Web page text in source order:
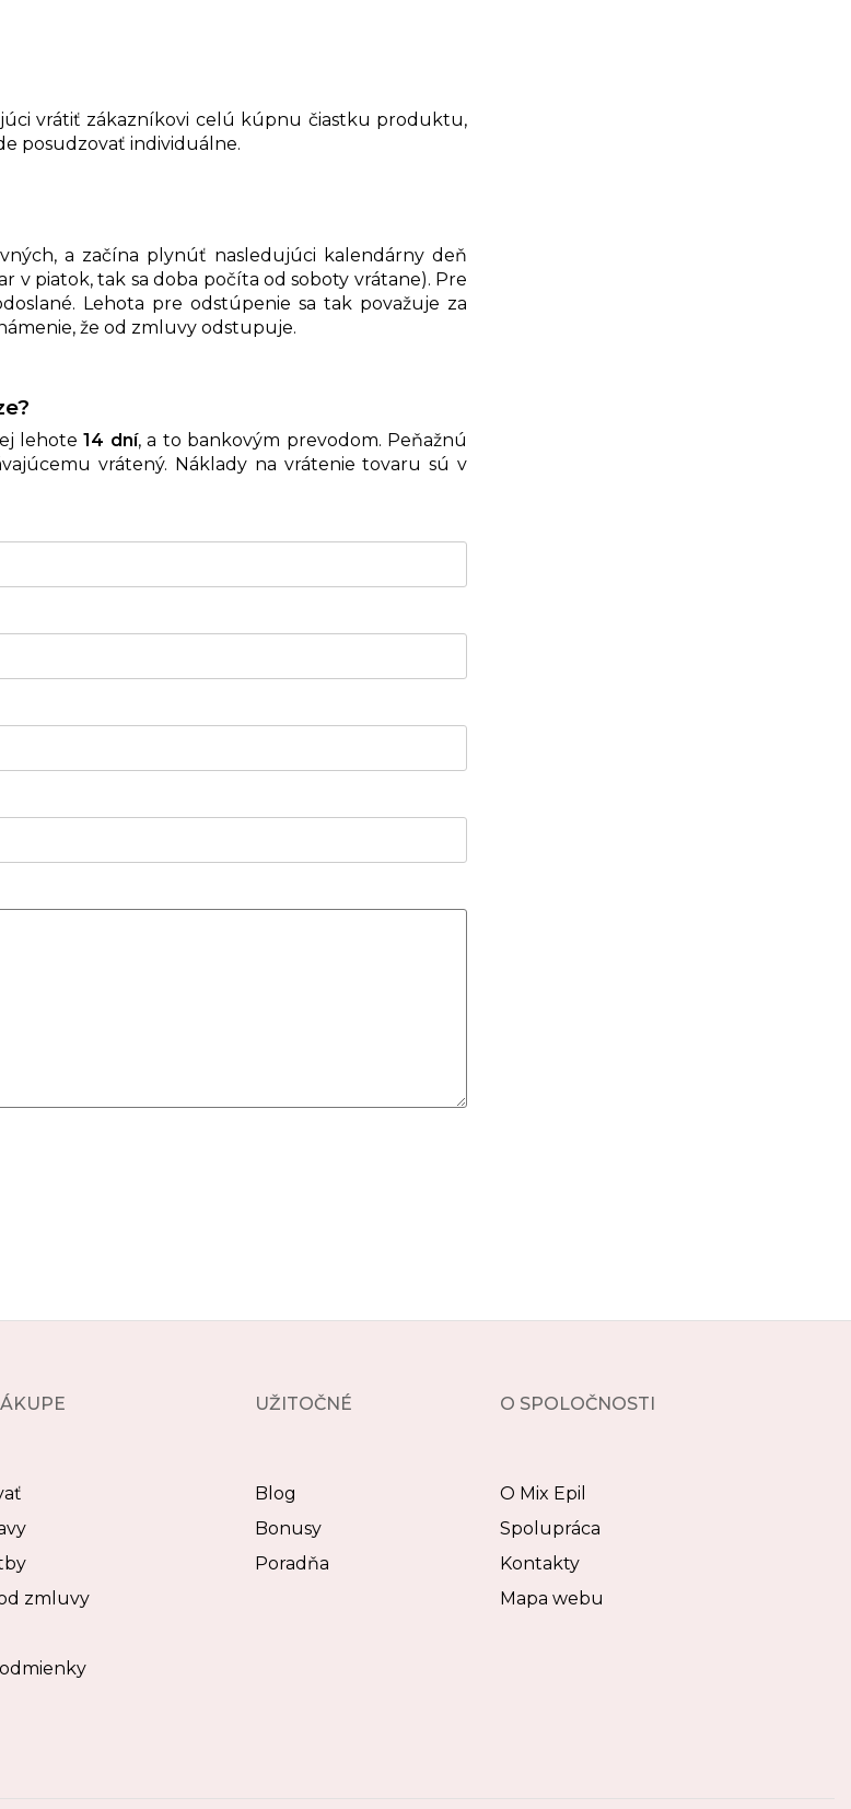
vrátiť zákazníkovi celú kúpnu čiastku produktu,
posudzovať individuálne.
a začína plynúť nasledujúci kalendárny deň
v piatok, tak sa doba počíta od soboty vrátane). Pre
Lehota pre odstúpenie sa tak považuje za
že od zmluvy odstupuje.
lehote14 dní, a to bankovým prevodom. Peňažnú
vrátený. Náklady na vrátenie tovaru sú v
zmluvy
UŽITOČNÉ
Blog
Bonusy
Poradňa
O SPOLOČNOSTI
O Mix Epil
Spolupráca
Kontakty
Mapa webu